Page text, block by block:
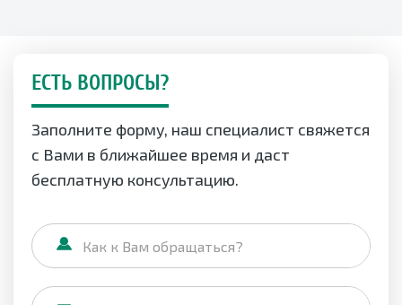
ЕСТЬ ВОПРОСЫ?
Заполните форму, наш специалист свяжется
с Вами в ближайшее время и даст
бесплатную консультацию.